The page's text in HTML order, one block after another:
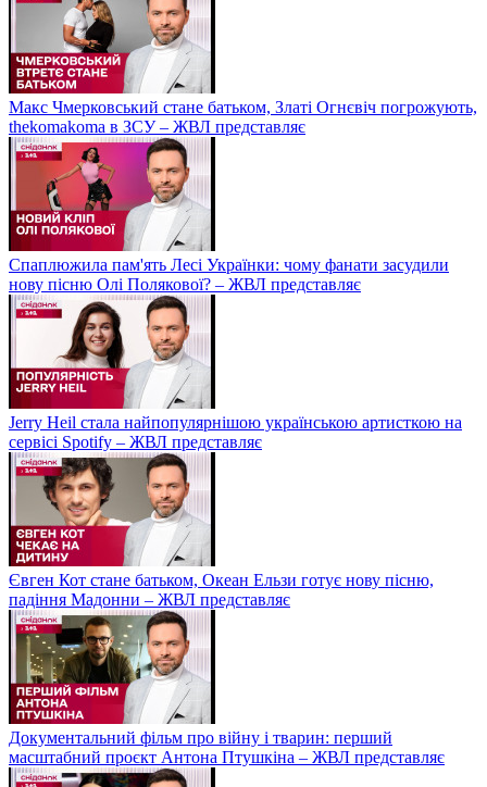
Макс Чмерковський стане батьком, Златі Огнєвіч погрожують,
thekomakoma в ЗСУ – ЖВЛ представляє
Спаплюжила пам'ять Лесі Українки: чому фанати засудили
нову пісню Олі Полякової? – ЖВЛ представляє
Jerry Heil стала найпопулярнішою українською артисткою на
сервісі Spotify – ЖВЛ представляє
Євген Кот стане батьком, Океан Ельзи готує нову пісню,
падіння Мадонни – ЖВЛ представляє
Документальний фільм про війну і тварин: перший
масштабний проєкт Антона Птушкіна – ЖВЛ представляє